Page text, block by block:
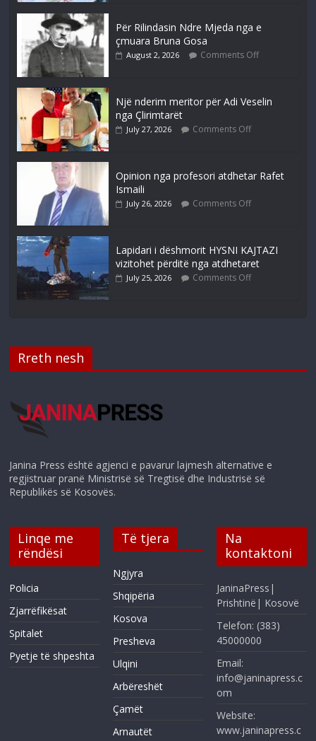
Për Rilindasin Ndre Mjeda nga e
çmuara Bruna Gosa
August 2, 2026 Comments Off
Një nderim meritor për Adi Veselin
nga Çlirimtarët
July 27, 2026 Comments Off
Opinion nga profesori atdhetar Rafet
Ismaili
July 26, 2026 Comments Off
Lapidari i dëshmorit HYSNI KAJTAZI
vizitohet përditë nga atdhetaret
July 25, 2026 Comments Off
Rreth nesh
Janina Press është agjenci e pavarur lajmesh alternative e
regjistruar pranë Ministrisë së Tregtisë dhe Industrisë së
Republikës së Kosovës.
Linqe me
rëndësi
Policia
Zjarrëfikësat
Spitalet
Pyetje të shpeshta
Të tjera
Ngjyra
Shqipëria
Kosova
Presheva
Ulqini
Arbëreshët
Çamët
Arnautët
Na
kontaktoni
JaninaPress|
Prishtinë| Kosovë
Telefon: (383)
45000000
Email:
info@janinapress.c
om
Website:
www.janinapress.c